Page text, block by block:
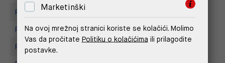
Replay Store, City Center One
Replay Store, Joker Centar
Replay Store, Mall of Split
Marketinški
Na ovoj mrežnoj stranici koriste se kolačići. Molimo
Vas da pročitate Politiku o kolačićima ili prilagodite
postavke.